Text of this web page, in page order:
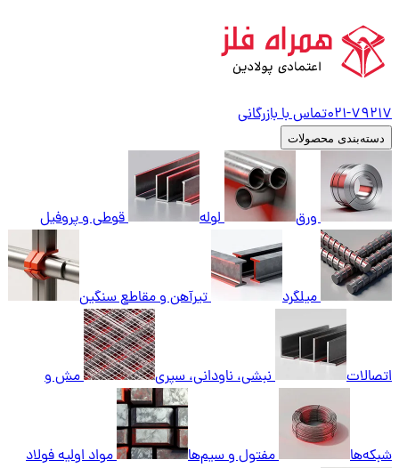
021-79217 تماس با بازرگانی
دسته‌بندی محصولات
ورق لوله قوطی و پروفیل
میلگرد تیرآهن و مقاطع سنگین
اتصالات نبشی، ناودانی، سپری مش و
شبکه‌ها مفتول و سیم‌ها مواد اولیه فولاد